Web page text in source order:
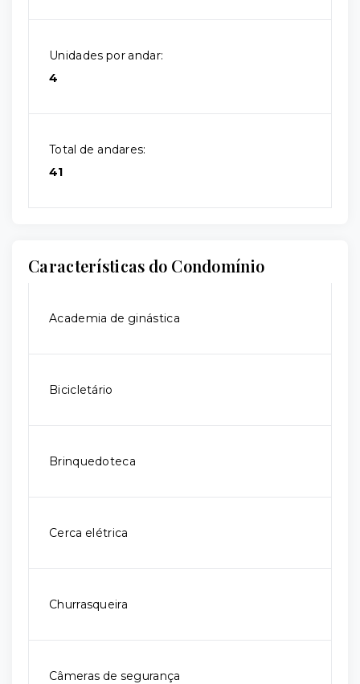
Unidades por andar:
4
Total de andares:
41
Características do Condomínio
Academia de ginástica
Bicicletário
Brinquedoteca
Cerca elétrica
Churrasqueira
Câmeras de segurança